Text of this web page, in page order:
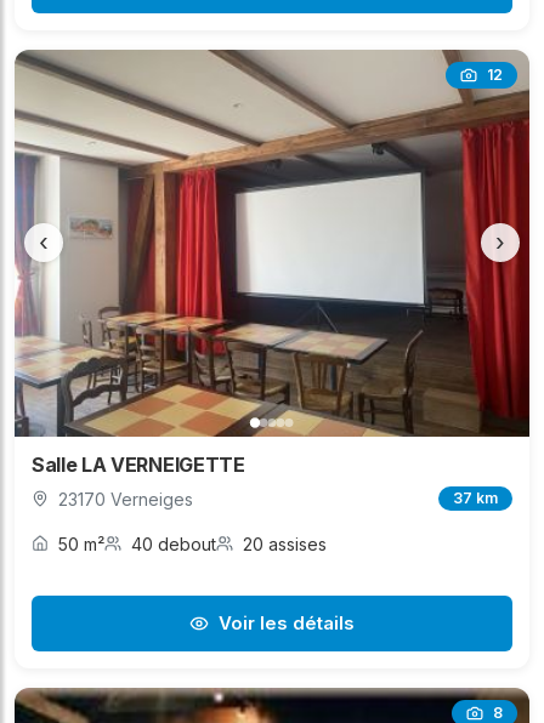
12
‹ ›
Salle LA VERNEIGETTE
23170 Verneiges 37 km
50 m² 40 debout 20 assises
Voir les détails
8